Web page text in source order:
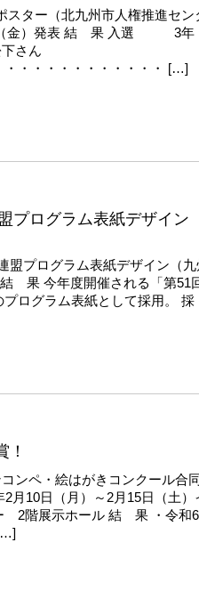
ター（北九州市人権推進セン
（金）発表 結 果 入選 3
さん
・・・・・・・・・・・・ […]
プログラム表紙デザイン
盟プログラム表紙デザイン（九
果 今年度開催される「第51
ログラム表紙として採用。 採
ンペ・絵はがきコンクール合
月10日（月）～2月15日（土）
2階展示ホール 結 果 ・令和